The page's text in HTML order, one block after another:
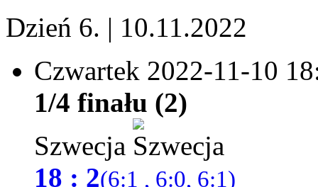
Dzień 6. | 10.11.2022
Czwartek 2022-11-10
1/4 finału (2)
Szwecja
18 : 2(6:1 , 6:0, 6:1)